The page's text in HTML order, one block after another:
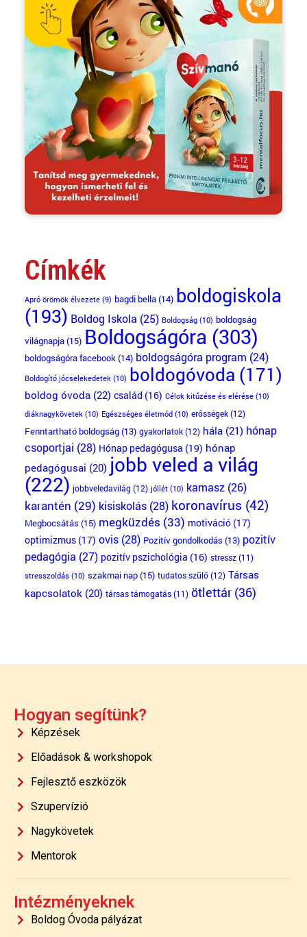
Címkék
Apró örömök élvezete(9) bagdi bella(14) boldogiskola
(193) Boldog Iskola (25) Boldogság(10) boldogság
világnapja(15) Boldogságóra (303)
boldogságóra facebook(14) boldogságóra program (24)
Boldogító jócselekedetek(10) boldogóvoda (171)
boldog óvoda(22) család (16) Célok kitűzése és elérése(10)
diáknagykövetek(10) Egészséges életmód(10) erősségek(12)
Fenntartható boldogság(13) gyakorlatok(12) hála(21) hónap
csoportjai (28) Hónap pedagógusa (19) hónap
pedagógusai (20) jobb veled a világ
(222) jobbveledavilág (12) jóllét(10) kamasz(26)
karantén (29) kisiskolás(28) koronavírus (42)
Megbocsátás (15) megküzdés (33) motiváció(17)
optimizmus(17) ovis(28) Pozitív gondolkodás (13) pozitív
pedagógia (27) pozitív pszichológia (16) stressz(11)
stresszoldás(10) szakmai nap(15) tudatos szülő(12) Társas
kapcsolatok(20) társas támogatás(11) ötlettár(36)
Hogyan segítünk?
Képzések
Előadások & workshopok
Fejlesztő eszközök
Szupervízió
Nagykövetek
Mentorok
Intézményeknek
Boldog Óvoda pályázat